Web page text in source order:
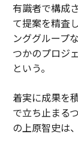
有識者で構成
て提案を精査
ンググループ
つかのプロジ
という。
着実に成果を
で立ち止まる
の上原智史は